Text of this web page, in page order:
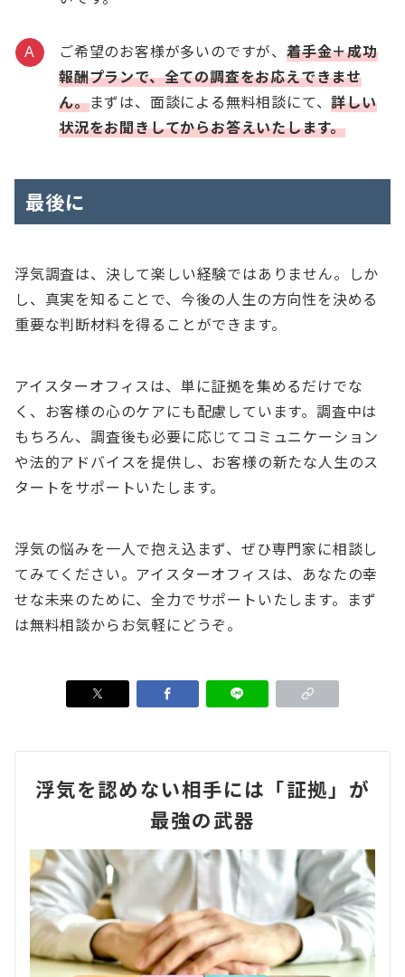
A ご希望のお客様が多いのですが、着手金＋成功
報酬プランで、全ての調査をお応えできませ
ん。まずは、面談による無料相談にて、詳しい
状況をお聞きしてからお答えいたします。
最後に
浮気調査は、決して楽しい経験ではありません。しか
し、真実を知ることで、今後の人生の方向性を決める
重要な判断材料を得ることができます。
アイスターオフィスは、単に証拠を集めるだけでな
く、お客様の心のケアにも配慮しています。調査中は
もちろん、調査後も必要に応じてコミュニケーション
や法的アドバイスを提供し、お客様の新たな人生のス
タートをサポートいたします。
浮気の悩みを一人で抱え込まず、ぜひ専門家に相談し
てみてください。アイスターオフィスは、あなたの幸
せな未来のために、全力でサポートいたします。まず
は無料相談からお気軽にどうぞ。
浮気を認めない相手には「証拠」が
最強の武器